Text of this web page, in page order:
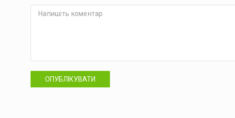
ОПУБЛІКУВАТИ